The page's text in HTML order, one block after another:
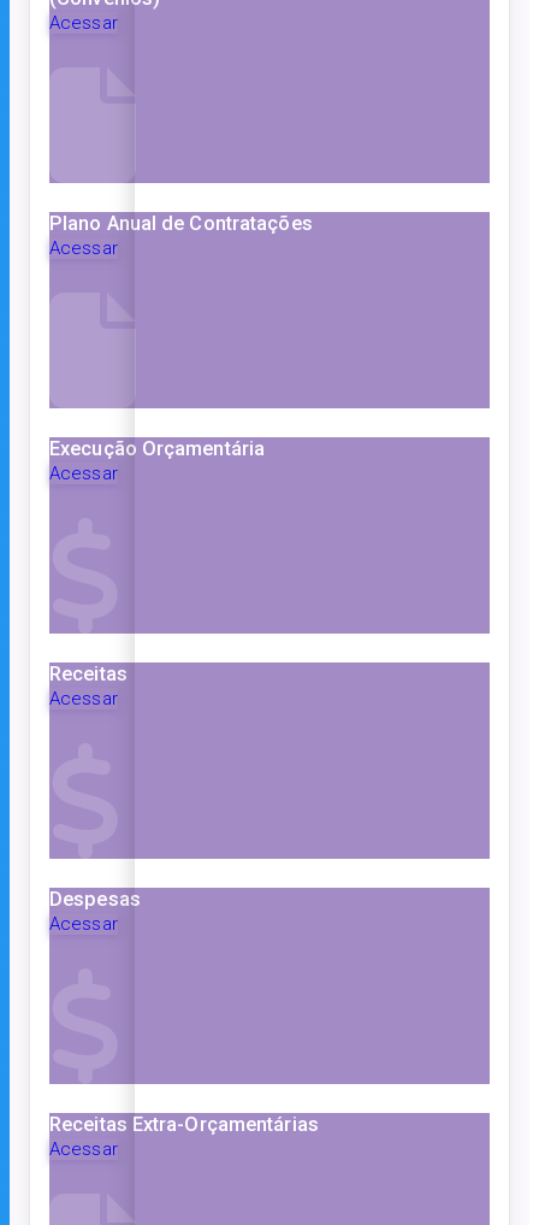
Acessar
Plano Anual de Contratações
Acessar
Execução Orçamentária
Acessar
Receitas
Acessar
Despesas
Acessar
Receitas Extra-Orçamentárias
Acessar